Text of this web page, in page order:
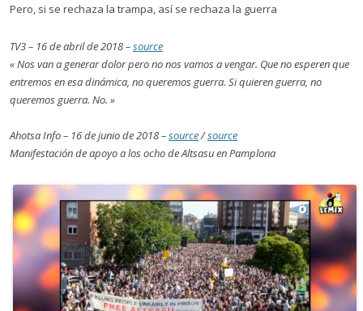
Pero, si se rechaza la trampa, así se rechaza la guerra
TV3 – 16 de abril de 2018 –source
« Nos van a generar dolor pero no nos vamos a vengar. Que no esperen que
entremos en esa dinámica, no queremos guerra. Si quieren guerra, no
queremos guerra. No. »
Ahotsa Info – 16 de junio de 2018 –source/source
Manifestación de apoyo a los ocho de Altsasu en Pamplona